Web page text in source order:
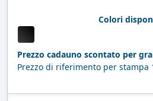
Colori
Prezzo cadauno scontato per
Prezzo di riferimento per stampa